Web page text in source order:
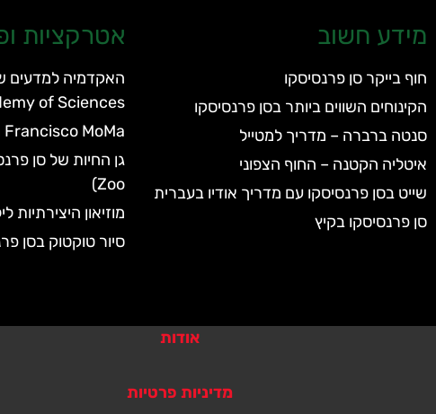
מידע חשוב
חוף בייקר סן פרנסיסקו
הקינוחים השווים ביותר בסן פרנסיסקו
סנטה ברברה – מדריך למטייל
איטליה הקטנה – החוף הצפוני
שייט בסן פרנסיסקו עם מדריך אודיו בעברית
סן פרנסיסקו בקיץ
אטרקציות
of Sciences
Francisco MoMa
Zoo)
מוזיאון היצירתיות
סיור טוקטוק בסן
אודות
מדיניות פרטיות